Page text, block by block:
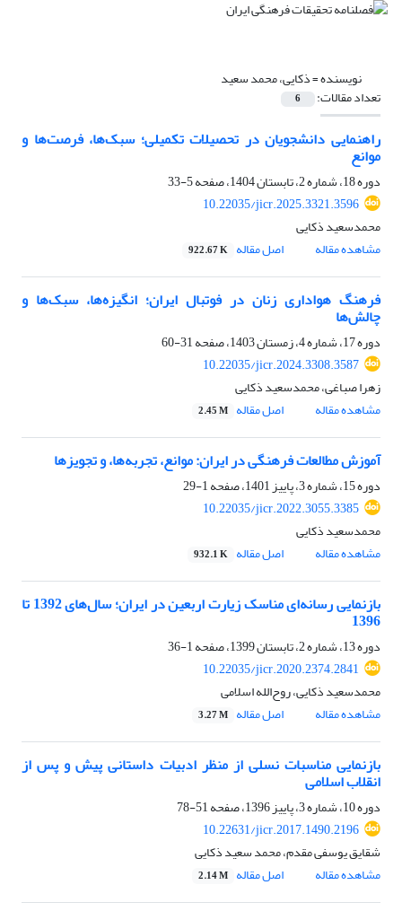
نویسنده =ذکایی، محمد سعید
تعداد مقالات: 6
راهنمایی دانشجویان در تحصیلات تکمیلی؛ سبک‌ها، فرصت‌ها و
موانع
دوره 18، شماره 2، تابستان 1404، صفحه
5-33
10.22035/jicr.2025.3321.3596
محمدسعید ذکایی
مشاهده مقاله
اصل مقاله 922.67 K
فرهنگ هواداری زنان در فوتبال ایران؛ انگیزه‌ها، سبک‌ها و
چالش‌ها
دوره 17، شماره 4، زمستان 1403، صفحه
31-60
10.22035/jicr.2024.3308.3587
زهرا صباغی، محمدسعید ذکایی
مشاهده مقاله
اصل مقاله 2.45 M
آموزش مطالعات فرهنگی در ایران: موانع، تجربه‌ها، و تجویزها
دوره 15، شماره 3، پاییز 1401، صفحه
1-29
10.22035/jicr.2022.3055.3385
محمدسعید ذکایی
مشاهده مقاله
اصل مقاله 932.1 K
بازنمایی رسانه‌‏ای مناسک زیارت اربعین در ایران؛ سال‏‌های 1392 تا
1396
دوره 13، شماره 2، تابستان 1399، صفحه
1-36
10.22035/jicr.2020.2374.2841
محمدسعید ذکایی، روح‌الله اسلامی
مشاهده مقاله
اصل مقاله 3.27 M
بازنمایی مناسبات نسلی از منظر ادبیات داستانی پیش و پس از
انقلاب اسلامی
دوره 10، شماره 3، پاییز 1396، صفحه
51-78
10.22631/jicr.2017.1490.2196
شقایق یوسفی مقدم، محمد سعید ذکایی
مشاهده مقاله
اصل مقاله 2.14 M